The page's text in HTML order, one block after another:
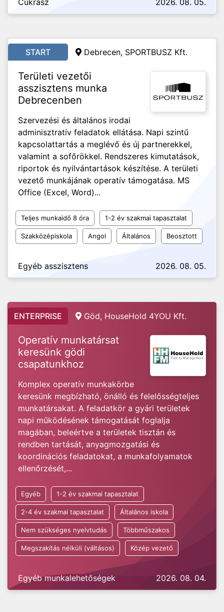
Cukrász 2026. 08. 05.
START Debrecen, SPORTBUSZ Kft.
Területi vezetői
asszisztens munka
Debrecenben
Szervezési és általános irodai
adminisztratív feladatok ellátása. Napi szintű
kapcsolattartás a meglévő és új partnerekkel,
valamint a sofőrökkel. Rendszeres kimutatások,
riportok és nyilvántartások készítése. A területi
vezető munkájának operatív támogatása. MS
Office (Excel, Word)...
Teljes munkaidő 8 óra 1-2 év szakmai tapasztalat
Szakközépiskola Angol Általános Beosztott
Egyéb asszisztens 2026. 08. 05.
ENTERPRISE Göd, HouseHold 4YOU Kft.
Operatív munkatársat
keresünk gödi
csapatunkhoz
Komplex operatív munkakörbe
keresünk megbízható, önálló és felelősségteljes
munkatársakat. A feladatkör a gyári területek
napi működésének támogatását foglalja
magában, beleértve a területek tisztán és
rendben tartását, anyagmozgatási és
koordinációs feladatokat, a munkafolyamatok
ellenőrzését,...
Egyéb 1-2 év szakmai tapasztalat
2-4 év szakmai tapasztalat Általános iskola
Nem szükséges nyelvtudás Többműszakos
Megszakítás nélküli (váltásos) Közép vezető
Egyéb munkalehetőségek 2026. 08. 04.